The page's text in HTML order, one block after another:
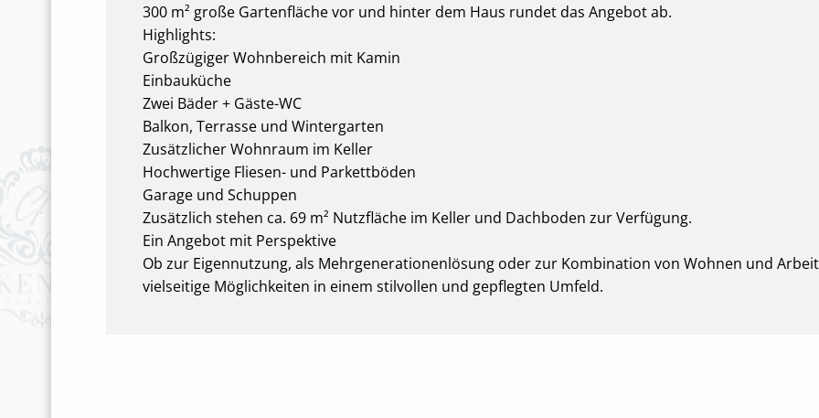
300 m² große Gartenfläche vor und hinter dem Haus rundet das Angebot ab.
Highlights:
Großzügiger Wohnbereich mit Kamin
Einbauküche
Zwei Bäder + Gäste-WC
Balkon, Terrasse und Wintergarten
Zusätzlicher Wohnraum im Keller
Hochwertige Fliesen- und Parkettböden
Garage und Schuppen
Zusätzlich stehen ca. 69 m² Nutzfläche im Keller und Dachboden zur Verfügung.
Ein Angebot mit Perspektive
Ob zur Eigennutzung, als Mehrgenerationenlösung oder zur Kombination von Wohnen und
vielseitige Möglichkeiten in einem stilvollen und gepflegten Umfeld.